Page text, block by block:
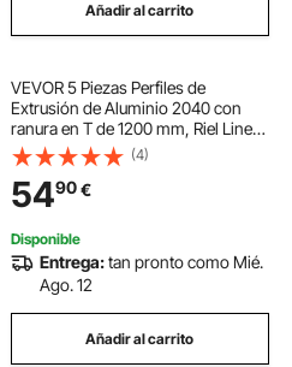
Añadir al carrito
VEVOR 5 Piezas Perfiles de
Extrusión de Aluminio 2040 con
ranura en T de 1200 mm, Riel Lineal
Anodizado de Alta Resistencia para
Impresora 3D, Máquina CNC (DIY),
Grabado Láser, Color Negro
(4)
5490€
Disponible
Entrega:tan pronto como Mié.
Ago. 12
Añadir al carrito